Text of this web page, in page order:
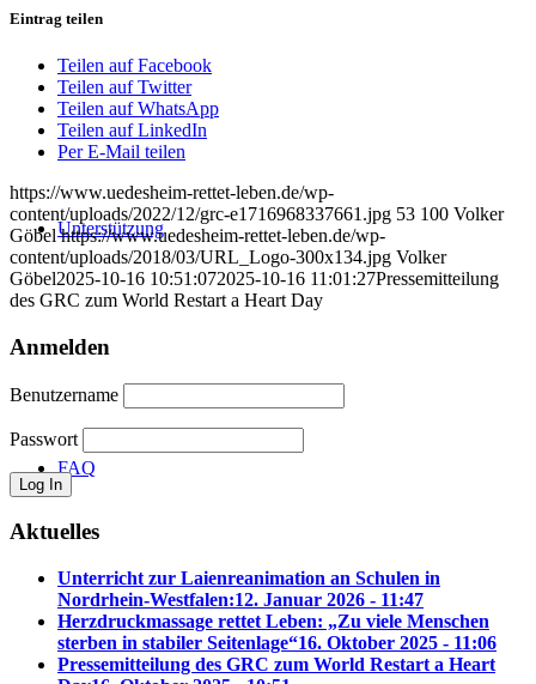
Unterstützung
FAQ
Eintrag teilen
Teilen auf Facebook
Teilen auf Twitter
Teilen auf WhatsApp
Teilen auf LinkedIn
Per E-Mail teilen
https://www.uedesheim-rettet-leben.de/wp-
content/uploads/2022/12/grc-e1716968337661.jpg 53 100 Volker
Göbel https://www.uedesheim-rettet-leben.de/wp-
content/uploads/2018/03/URL_Logo-300x134.jpg Volker
Göbel2025-10-16 10:51:072025-10-16 11:01:27Pressemitteilung
des GRC zum World Restart a Heart Day
Anmelden
Benutzername
Passwort
Aktuelles
Unterricht zur Laienreanimation an Schulen in
Nordrhein-Westfalen:12. Januar 2026 - 11:47
Herzdruckmassage rettet Leben: „Zu viele Menschen
sterben in stabiler Seitenlage“16. Oktober 2025 - 11:06
Pressemitteilung des GRC zum World Restart a Heart